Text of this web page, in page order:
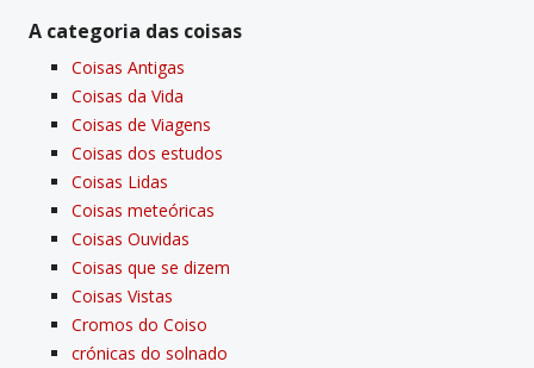
A categoria das coisas
Coisas Antigas
Coisas da Vida
Coisas de Viagens
Coisas dos estudos
Coisas Lidas
Coisas meteóricas
Coisas Ouvidas
Coisas que se dizem
Coisas Vistas
Cromos do Coiso
crónicas do solnado